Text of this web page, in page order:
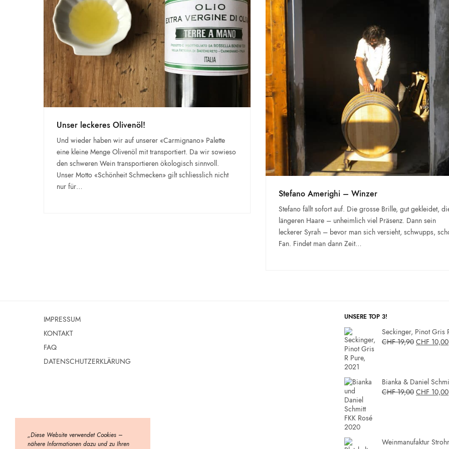
Unser leckeres Olivenöl!
Und wieder haben wir auf unserer «Carmignano» Palette
eine kleine Menge Olivenöl mit transportiert. Da wir sowieso
den schweren Wein transportieren ökologisch sinnvoll.
Unser Motto «Schönheit Schmecken» gilt schliesslich nicht
nur für…
Stefano Amerighi – Winzer
Stefano fällt sofort auf. Die grosse Brille, gut gekleidet,
längeren Haare – unheimlich viel Präsenz. Dann sein
leckerer Syrah – bevor man sich versieht, schwupps,
Fan. Findet man dann Zeit…
IMPRESSUM
KONTAKT
FAQ
DATENSCHUTZERKLÄRUNG
UNSERE TOP 3!
Seckinger, Pinot Gris
CHF19,90 CHF 10,00
Bianka & Daniel
CHF19,00 CHF 10,00
Weinmanufaktur
„Diese Website verwendet Cookies –
nähere Informationen dazu und zu Ihren